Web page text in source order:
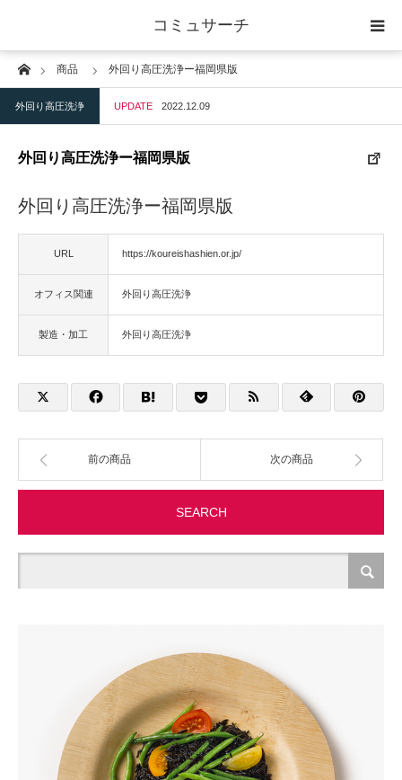
コミュサーチ
Home商品 外回り高圧洗浄ー福岡県版
外回り高圧洗浄 UPDATE 2022.12.09
外回り高圧洗浄ー福岡県版
外回り高圧洗浄ー福岡県版
URL https://koureishashien.or.jp/
オフィス関連 外回り高圧洗浄
製造・加工 外回り高圧洗浄
前の商品 次の商品
SEARCH
ホーム
士業
店舗・建築
物流・運送
事務